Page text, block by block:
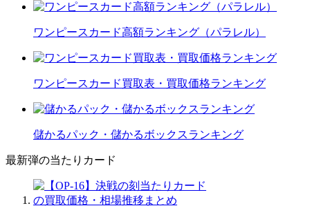
ワンピースカード高額ランキング（パラレル）
ワンピースカード買取表・買取価格ランキング
儲かるパック・儲かるボックスランキング
最新弾の当たりカード